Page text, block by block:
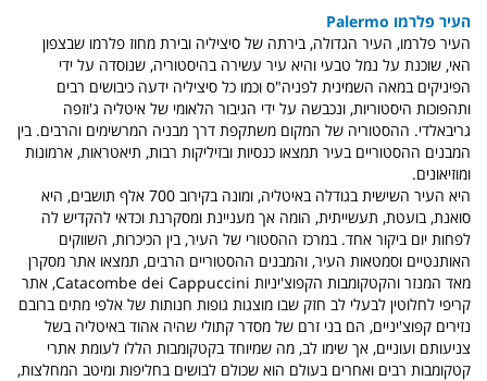
העיר פלרמו Palermo
העיר פלרמו, העיר הגדולה, בירתה של סיציליה ובירת מחוז פלרמו שבצפון
האי, שוכנת על נמל טבעי והיא עיר עשירה בהיסטוריה, שנוסדה על ידי
הפיניקים במאה השמינית לפניה"ס וכמו כל סיציליה ידעה כיבושים רבים
ותהפוכות היסטוריות, ונכבשה על ידי הגיבור הלאומי של איטליה ג'וזפה
גריבאלדי. ההסטוריה של המקום משתקפת דרך מבניה המרשימים והרבים. בין
המבנים ההסטוריים בעיר תמצאו כנסיות ובזיליקות רבות, תיאטראות, ארמונות
ומוזיאונים.
היא העיר השישית בגודלה באיטליה, ומונה בקירוב 700 אלף תושבים, היא
סואנת, בועטת, תעשייתית, הומה אך מעניינת ומסקרנת וכדאי להקדיש לה
לפחות יום ביקור אחד. במרכז ההסטורי של העיר, בין הכיכרות, השווקים
האותנטיים וסמטאות העיר, והמבנים ההסטוריים הרבים, תמצאו אתר מסקרן
מאד המנזר והקטקומבות הקפוצ'יניות Catacombe dei Cappuccini, אתר
קריפי לחלוטין לבעלי לב חזק שבו מוצגות גופות חנותות של אלפי מתים ברובם
נזירים קפוצ'יניים, הם בני זרם של מסדר קתולי שהיה אהוד באיטליה בשל
צניעותם ועוניים, אך שימו לב, מה שמיוחד בקטקומבות הללו לעומת אתרי
קטקומבות רבים ואחרים בעולם הוא שכולם לבושים בחליפות ומיטב המחלצות,